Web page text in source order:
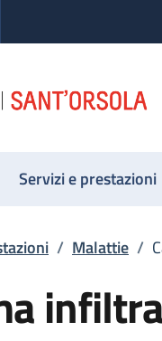
Servizi e prestazioni
/ Malattie /